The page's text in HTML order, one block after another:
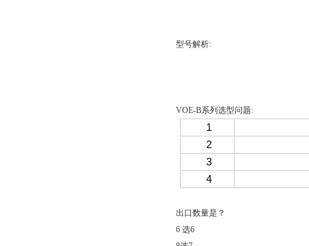
型号解析:
VOE-B系列选型问题:
1
2
3
4
出口数量是？
6 选6